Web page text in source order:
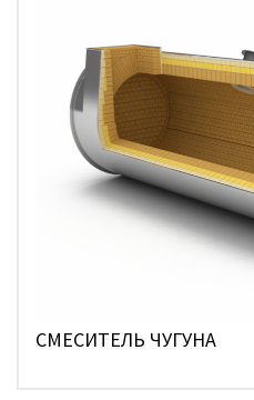
СМЕСИТЕЛЬ ЧУГУНА